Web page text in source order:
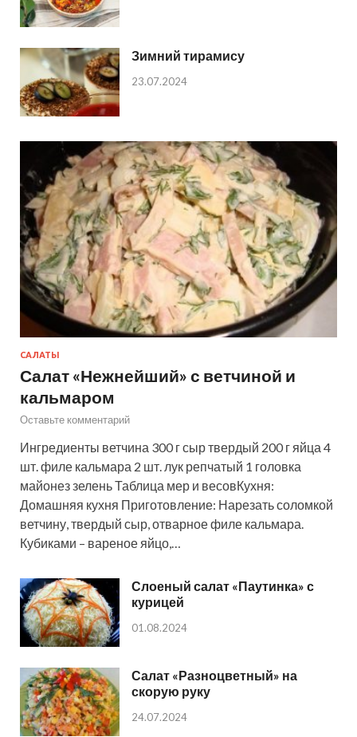
Зимний тирамису
23.07.2024
САЛАТЫ
Салат «Нежнейший» с ветчиной и
кальмаром
Оставьте комментарий
Ингредиенты ветчина 300 г сыр твердый 200 г яйца 4
шт. филе кальмара 2 шт. лук репчатый 1 головка
майонез зелень Таблица мер и весовКухня:
Домашняя кухня Приготовление: Нарезать соломкой
ветчину, твердый сыр, отварное филе кальмара.
Кубиками – вареное яйцо,…
Слоеный салат «Паутинка» с
курицей
01.08.2024
Салат «Разноцветный» на
скорую руку
24.07.2024